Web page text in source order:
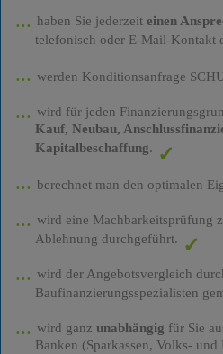
haben Sie jederzeit einen
telefonisch oder E-Mail-Kontakt
werden Konditionsanfrage
wird für jeden
Kauf, Neubau,
Kapitalbeschaffung.
berechnet man den optimalen
wird eine Machbarkeitsprüfung
Ablehnung durchgeführt.
wird der Angebotsvergleich
Baufinanzierungsspezialisten
wird ganz unabhängig für Sie
Banken (Sparkassen, Volks-